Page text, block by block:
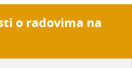
o radovima na